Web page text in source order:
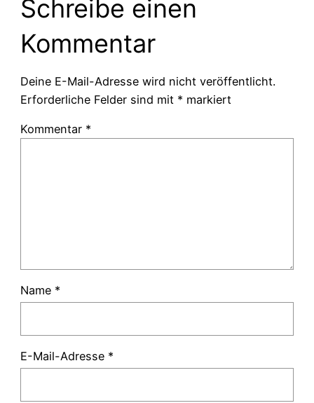
Schreibe einen
Kommentar
Deine E-Mail-Adresse wird nicht veröffentlicht.
Erforderliche Felder sind mit * markiert
Kommentar *
Name *
E-Mail-Adresse *